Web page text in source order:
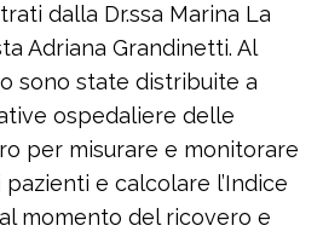
dalla Dr.ssa Marina La
Adriana Grandinetti. Al
sono state distribuite a
ospedaliere delle
per misurare e monitorare
e calcolare l’Indice
momento del ricovero e